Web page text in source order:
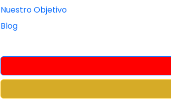
Nuestro Objetivo
Blog